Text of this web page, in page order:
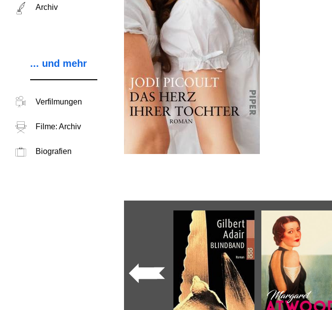
Archiv
... und mehr
Verfilmungen
Filme: Archiv
Biografien